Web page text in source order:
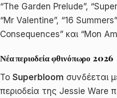
“The Garden Prelude”,
“Mr Valentine”, “16
Consequences” και “Mon
Νέα περιοδεία φθινόπωρο 2026
Το Superbloom συνδέεται
περιοδεία της Jessie Ware